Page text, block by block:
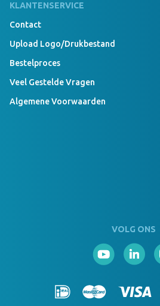
KLANTENSERVICE
Contact
Upload Logo/drukbestand
Bestelproces
Veel Gestelde Vragen
Algemene Voorwaarden
VOLG ONS